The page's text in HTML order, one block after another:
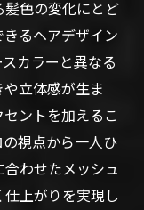
を生み出す方
感と遊び心の
シュのプロ技
質な仕上がり
色の変化にとど
るヘアデザイン
カラーと異なる
立体感が生ま
ントを加えるこ
視点から一人ひ
わせたメッシュ
上がりを実現し